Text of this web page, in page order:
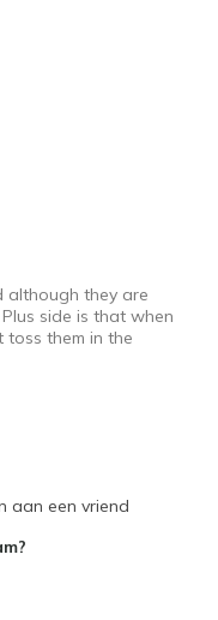
although they are
side is that when
toss them in the
aan een vriend